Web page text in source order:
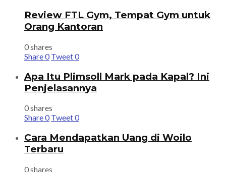
Review FTL Gym, Tempat Gym untuk
Orang Kantoran
0 shares
Share0 Tweet0
Apa Itu Plimsoll Mark pada Kapal? Ini
Penjelasannya
0 shares
Share0 Tweet0
Cara Mendapatkan Uang di Woilo
Terbaru
0 shares